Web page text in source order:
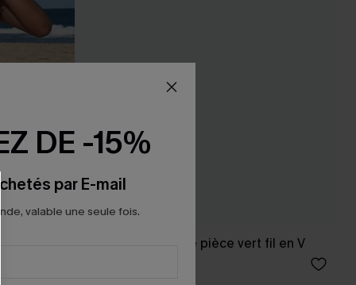
à
Maillot de bain une pièce vert fil en V
DE -15%
par E-mail
valable une seule fois.